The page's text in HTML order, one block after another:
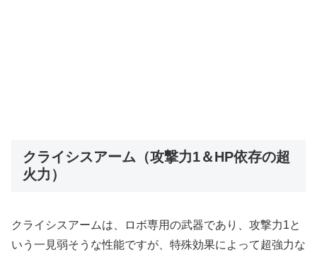
クライシスアーム（攻撃力1＆HP依存の超
火力）
クライシスアームは、ロボ専用の武器であり、攻撃力1と
いう一見弱そうな性能ですが、特殊効果によって超強力な